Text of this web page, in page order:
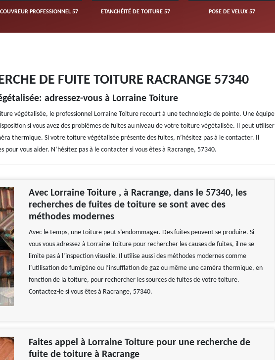
COUVREUR PROFESSIONNEL 57 ETANCHÉITÉ DE TOITURE 57 POSE DE VELUX 57
DE FUITE TOITURE RACRANGE 57340
adressez-vous à Lorraine Toiture
végétalisée, le professionnel Lorraine Toiture recourt à une technologie de pointe. Une équipe
si vous avez des problèmes de fuites au niveau de votre toiture végétalisée. Il peut utiliser
thermique. Si votre toiture végétalisée présente des fuites, n’hésitez pas à le contacter. Il
pour vous aider. N’hésitez pas à le contacter si vous êtes à Racrange, 57340.
Avec Lorraine Toiture , à Racrange, dans le 57340, les
recherches de fuites de toiture se sont avec des
méthodes modernes
Avec le temps, une toiture peut s’endommager. Des fuites peuvent se produire. Si
vous vous adressez à Lorraine Toiture pour rechercher les causes de fuites, il ne se
limite pas à l’inspection visuelle. Il utilise aussi des méthodes modernes comme
l’utilisation de fumigène ou l’insufflation de gaz ou même une caméra thermique, en
fonction de la toiture, pour rechercher les sources de fuites de votre toiture.
Contactez-le si vous êtes à Racrange, 57340.
Faites appel à Lorraine Toiture pour une recherche de
fuite de toiture à Racrange